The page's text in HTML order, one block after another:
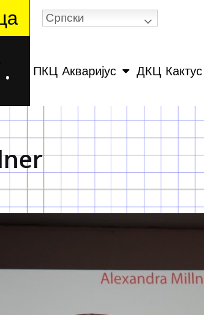
Српски
ПКЦ Акваријус ДКЦ Кактус